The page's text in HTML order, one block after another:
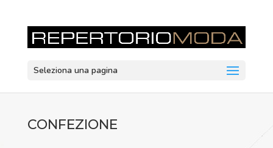
Seleziona una pagina
CONFEZIONE